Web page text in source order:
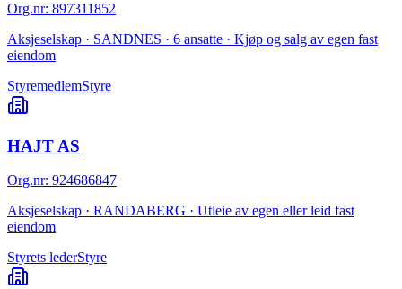
Org.nr: 897311852
Aksjeselskap · SANDNES · 6 ansatte · Kjøp og salg av egen fast
eiendom
StyremedlemStyre
HAJT AS
Org.nr: 924686847
Aksjeselskap · RANDABERG · Utleie av egen eller leid fast
eiendom
Styrets lederStyre